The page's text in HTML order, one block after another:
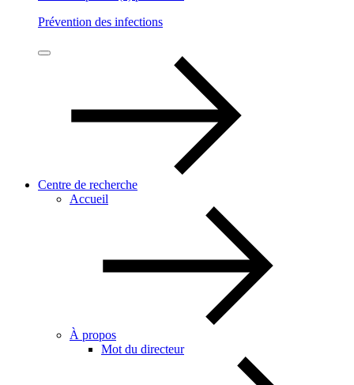
Prévention des infections
Centre de recherche
Accueil
À propos
Mot du directeur